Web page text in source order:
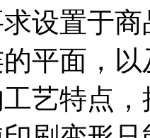
设置于
平面，
艺特点